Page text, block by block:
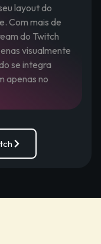
layout do
Com mais de
do Twitch
visualmente
se integra
apenas no